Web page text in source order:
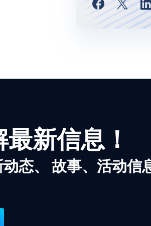
最新信息！
态、 故事、活动信